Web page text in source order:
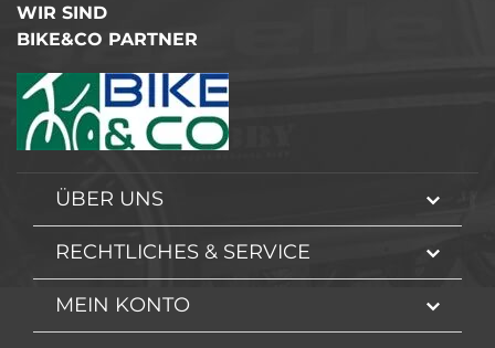
WIR SIND
BIKE&CO PARTNER
ÜBER UNS
RECHTLICHES & SERVICE
MEIN KONTO